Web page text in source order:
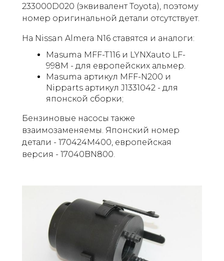
233000D020 (эквивалент Toyota), поэтому
номер оригинальной детали отсутствует.
На Nissan Almera N16 ставятся и аналоги:
Masuma MFF-T116 и LYNXauto LF-
998M - для европейских альмер.
Masuma артикул MFF-N200 и
Nipparts артикул J1331042 - для
японской сборки;
Бензиновые насосы также
взаимозаменяемы. Японский номер
детали - 170424M400, европейская
версия - 17040BN800.